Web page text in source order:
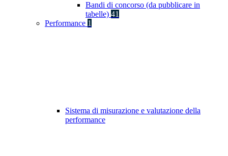
Bandi di concorso (da pubblicare in
tabelle) 41
Performance 1
Sistema di misurazione e valutazione della
performance